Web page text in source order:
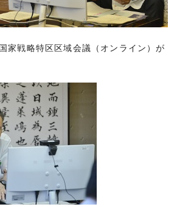
家戦略特区区域会議（オンライン）が